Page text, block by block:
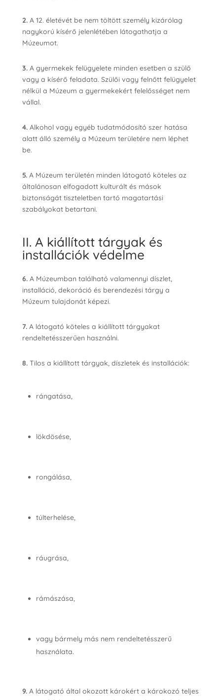
2.A 12. életévét be nem töltött személy kizárólag
nagykorú kísérő jelenlétében látogathatja a
Múzeumot.
3.A gyermekek felügyelete minden esetben a szülő
vagy a kísérő feladata. Szülői vagy felnőtt felügyelet
nélkül a Múzeum a gyermekekért felelősséget nem
vállal.
4.Alkohol vagy egyéb tudatmódosító szer hatása
alatt álló személy a Múzeum területére nem léphet
be.
5.A Múzeum területén minden látogató köteles az
általánosan elfogadott kulturált és mások
biztonságát tiszteletben tartó magatartási
szabályokat betartani.
II. A kiállított tárgyak és
installációk védelme
6.A Múzeumban található valamennyi díszlet,
installáció, dekoráció és berendezési tárgy a
Múzeum tulajdonát képezi.
7.A látogató köteles a kiállított tárgyakat
rendeltetésszerűen használni.
8.Tilos a kiállított tárgyak, díszletek és installációk:
rángatása,
lökdösése,
rongálása,
túlterhelése,
ráugrása,
rámászása,
vagy bármely más nem rendeltetésszerű
használata.
9.A látogató által okozott károkért a károkozó teljes